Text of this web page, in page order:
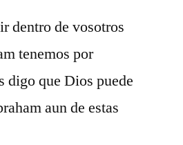
dentro de vosotros
tenemos por
digo que Dios puede
aun de estas